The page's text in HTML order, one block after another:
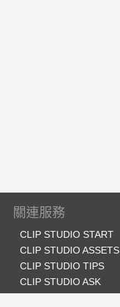
關連服務
CLIP STUDIO START
CLIP STUDIO ASSETS
CLIP STUDIO TIPS
CLIP STUDIO ASK